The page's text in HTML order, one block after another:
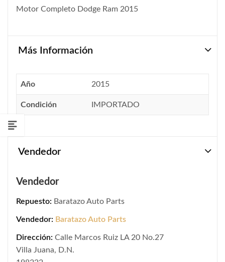
Motor Completo Dodge Ram 2015
Más Información
Año 2015
Condición IMPORTADO
Vendedor
Vendedor
Repuesto: Baratazo Auto Parts
Vendedor: Baratazo Auto Parts
Dirección: Calle Marcos Ruiz LA 20 No.27
Villa Juana, D.N.